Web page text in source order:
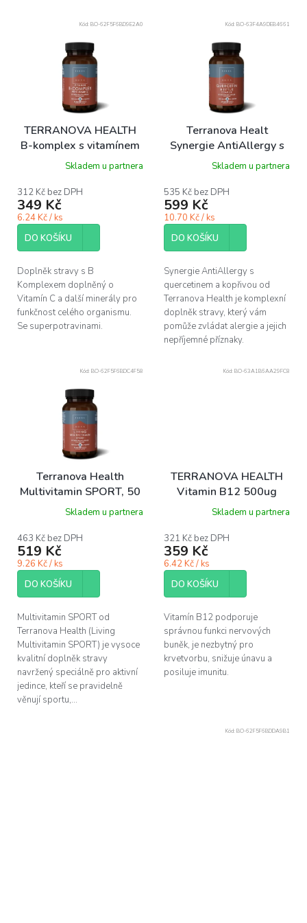
TERRANOVA HEALTH
B-komplex s vitamínem
C, 50 ks
Skladem u partnera
312 Kč bez DPH
349 Kč
6.24 Kč / ks
DO KOŠÍKU
Doplněk stravy s B
Komplexem doplněný o
Vitamín C a další minerály pro
funkčnost celého organismu.
Se superpotravinami.
Kód: BO-62F5F6BD9E2A0
Terranova Healt
Synergie AntiAllergy s
quercetinem a kopřivou,
Skladem u partnera
535 Kč bez DPH
599 Kč
10.70 Kč / ks
DO KOŠÍKU
Synergie AntiAllergy s
quercetinem a kopřivou od
Terranova Health je komplexní
doplněk stravy, který vám
pomůže zvládat alergie a jejich
nepříjemné příznaky.
Kód: BO-63F4A9DEB4661
Terranova Health
Multivitamin SPORT, 50
ks
Skladem u partnera
463 Kč bez DPH
519 Kč
9.26 Kč / ks
DO KOŠÍKU
Multivitamin SPORT od
Terranova Health (Living
Multivitamin SPORT) je vysoce
kvalitní doplněk stravy
navržený speciálně pro aktivní
jedince, kteří se pravidelně
věnují sportu,...
Kód: BO-62F5F6BDC4F58
TERRANOVA HEALTH
Vitamin B12 500ug
Complex, 50 ks
Skladem u partnera
321 Kč bez DPH
359 Kč
6.42 Kč / ks
DO KOŠÍKU
Vitamín B12 podporuje
správnou funkci nervových
buněk, je nezbytný pro
krvetvorbu, snižuje únavu a
posiluje imunitu.
Kód: BO-63A1B6AA29FC8
Kód: BO-62F5F6BDDA9B1